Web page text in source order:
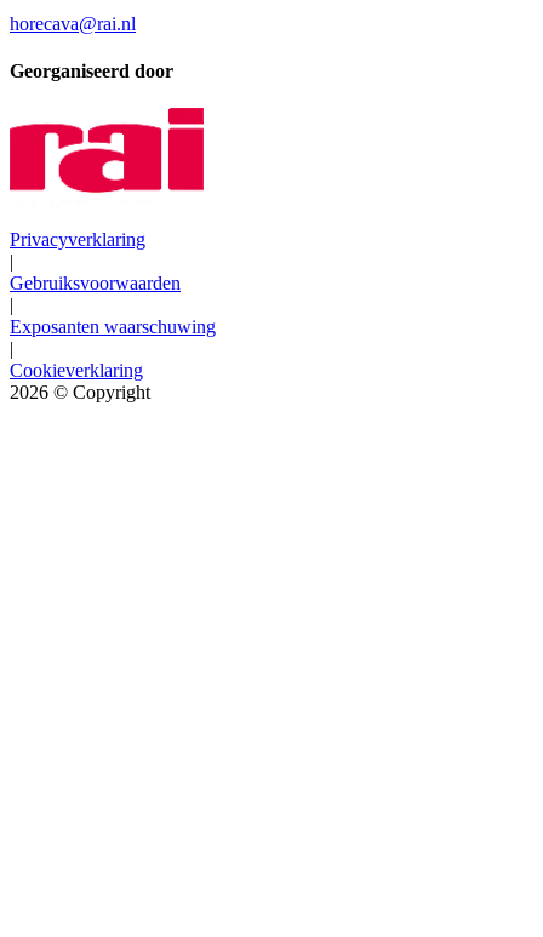
horecava@rai.nl
Georganiseerd door
Privacyverklaring
|
Gebruiksvoorwaarden
|
Exposanten waarschuwing
|
Cookieverklaring
2026 © Copyright